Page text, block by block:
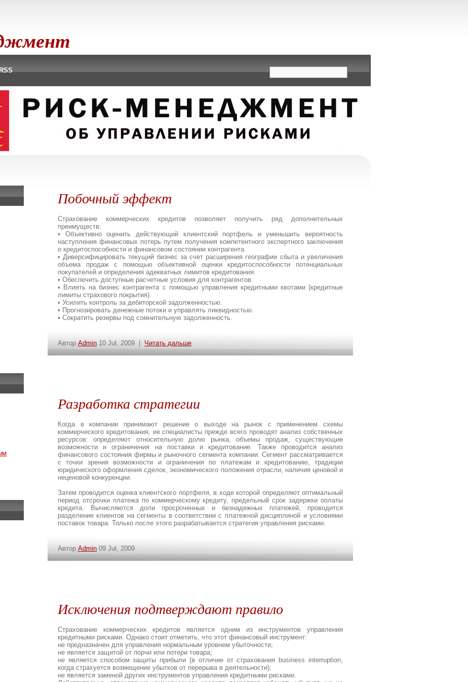
Побочный эффект
Страхование коммерческих кредитов позволяет получить ряд дополнительных
преимуществ:
• Объективно оценить действующий клиентский портфель и уменьшить вероятность
наступления финансовых потерь путем получения компетентного экспертного заключения
о кредитоспособности и финансовом состоянии контрагента.
• Диверсифицировать текущий бизнес за счет расширения географии сбыта и увеличения
объема продаж с помощью объективной оценки кредитоспособности потенциальных
покупателей и определения адекватных лимитов кредитования.
• Обеспечить доступные расчетные условия для контрагентов.
• Влиять на бизнес контрагента с помощью управления кредитными квотами (кредитные
лимиты страхового покрытия).
• Усилить контроль за дебиторской задолженностью.
• Прогнозировать денежные потоки и управлять ликвидностью.
• Сократить резервы под сомнительную задолженность.
Автор Admin 10 Jul, 2009 | Читать дальше
Разработка стратегии
Когда в компании принимают решение о выходе на рынок с применением схемы
коммерческого кредитования, ее специалисты прежде всего проводят анализ собственных
ресурсов: определяют относительную долю рынка, объемы продаж, существующие
возможности и ограничения на поставки и кредитование. Также проводится анализ
финансового состояния фирмы и рыночного сегмента компании. Сегмент рассматривается
с точки зрения возможности и ограничения по платежам и кредитованию, традиции
юридического оформления сделок, экономического положения отрасли, наличия ценовой и
неценовой конкуренции.
Затем проводится оценка клиентского портфеля, в ходе которой определяют оптимальный
период отсрочки платежа по коммерческому кредиту, предельный срок задержки оплаты
кредита. Вычисляются доли просроченных и безнадежных платежей, проводится
разделение клиентов на сегменты в соответствии с платежной дисциплиной и условиями
поставок товара. Только после этого разрабатывается стратегия управления рисками.
Автор Admin 09 Jul, 2009
Исключения подтверждают правило
Страхование коммерческих кредитов является одним из инструментов управления
кредитными рисками. Однако стоит отметить, что этот финансовый инструмент:
не предназначен для управления нормальным уровнем убыточности;
не является защитой от порчи или потери товара;
не является способом защиты прибыли (в отличие от страхования business interruption,
когда страхуется возмещение убытков от перерыва в деятельности);
не является заменой других инструментов управления кредитными рисками.